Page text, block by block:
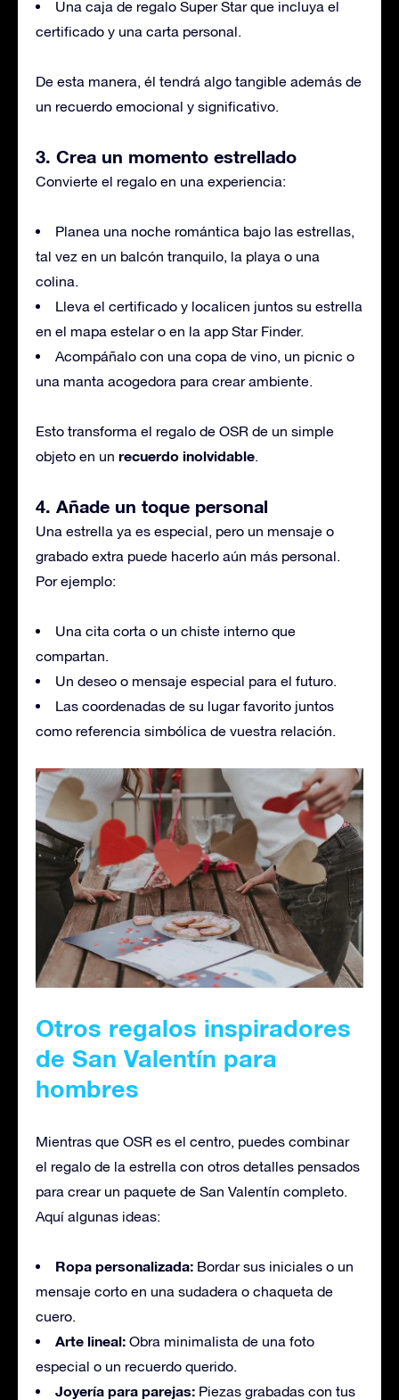
Una caja de regalo Super Star que incluya el
certificado y una carta personal.
De esta manera, él tendrá algo tangible además de
un recuerdo emocional y significativo.
3. Crea un momento estrellado
Convierte el regalo en una experiencia:
Planea una noche romántica bajo las estrellas,
tal vez en un balcón tranquilo, la playa o una
colina.
Lleva el certificado y localicen juntos su estrella
en el mapa estelar o en la app Star Finder.
Acompáñalo con una copa de vino, un picnic o
una manta acogedora para crear ambiente.
Esto transforma el regalo de OSR de un simple
objeto en un recuerdo inolvidable.
4. Añade un toque personal
Una estrella ya es especial, pero un mensaje o
grabado extra puede hacerlo aún más personal.
Por ejemplo:
Una cita corta o un chiste interno que
compartan.
Un deseo o mensaje especial para el futuro.
Las coordenadas de su lugar favorito juntos
como referencia simbólica de vuestra relación.
Otros regalos inspiradores
de San Valentín para
hombres
Mientras que OSR es el centro, puedes combinar
el regalo de la estrella con otros detalles pensados
para crear un paquete de San Valentín completo.
Aquí algunas ideas:
Ropa personalizada: Bordar sus iniciales o un
mensaje corto en una sudadera o chaqueta de
cuero.
Arte lineal: Obra minimalista de una foto
especial o un recuerdo querido.
Joyería para parejas: Piezas grabadas con tus